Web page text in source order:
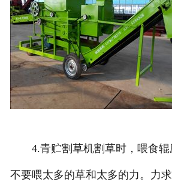
4.青贮割草机割草时，喂食辊
不要喂太多的草和太多的力。力